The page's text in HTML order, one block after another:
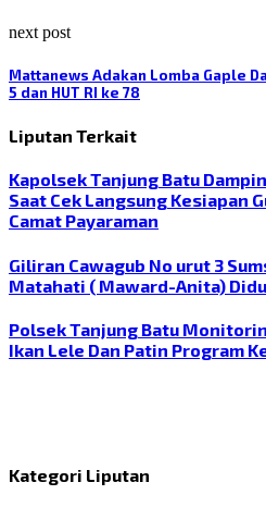
next post
Mattanews Adakan Lomba Gaple
5 dan HUT RI ke 78
Liputan Terkait
Kapolsek Tanjung Batu
Saat Cek Langsung Kesiapan
Camat Payaraman
Giliran Cawagub No urut 3
Matahati ( Maward-Anita)
Polsek Tanjung Batu
Ikan Lele Dan Patin Program
Kategori Liputan